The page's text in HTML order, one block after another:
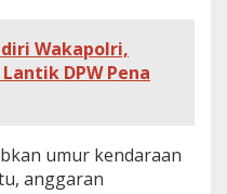
Wakapolri,
DPW Pena
umur kendaraan
anggaran